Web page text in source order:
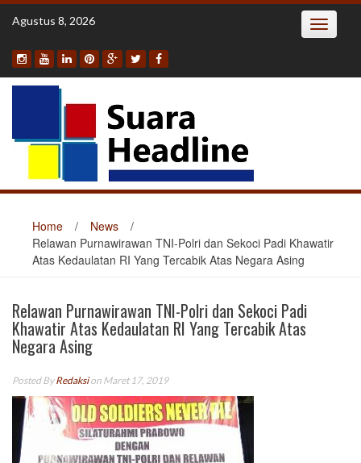
Skip
Agustus 8, 2026 Toggle
Home / News
/
Relawan Purnawirawan TNI-Polri dan Sekoci Padi Khawatir
Atas Kedaulatan RI Yang Tercabik Atas Negara Asing
Relawan Purnawirawan TNI-Polri dan Sekoci Padi
Khawatir Atas Kedaulatan RI Yang Tercabik Atas
Negara Asing
Posted ByRedaksion Maret 17, 2019